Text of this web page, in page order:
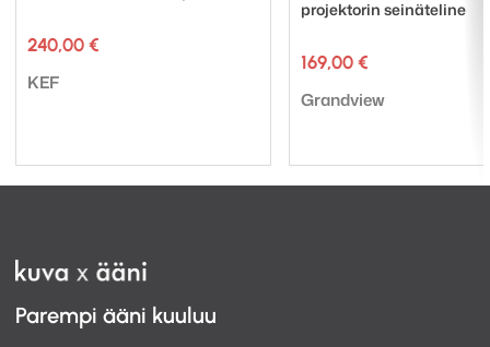
240,00 €
Tuotemerkki:
KEF
projektorin seinäteline
169,00 €
Tuotemerkki:
Grandview
Parempi ääni kuuluu